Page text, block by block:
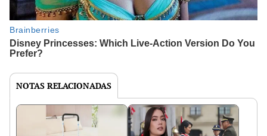
NOTAS RELACIONADAS